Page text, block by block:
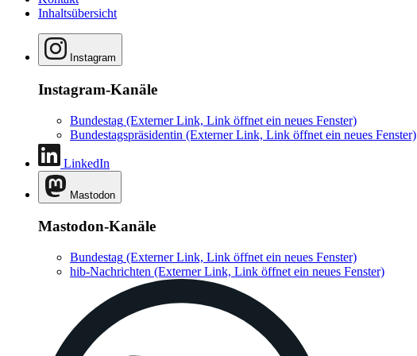
Inhaltsübersicht
Instagram
Instagram-Kanäle
Bundestag (Externer Link, Link öffnet ein neues Fenster)
Bundestagspräsidentin (Externer Link, Link öffnet ein neues Fenster)
LinkedIn
Mastodon
Mastodon-Kanäle
Bundestag (Externer Link, Link öffnet ein neues Fenster)
hib-Nachrichten (Externer Link, Link öffnet ein neues Fenster)